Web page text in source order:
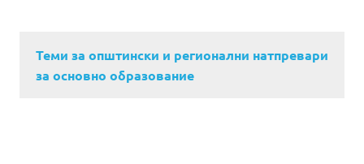
Теми за општински и регионални натпревари
за основно образование